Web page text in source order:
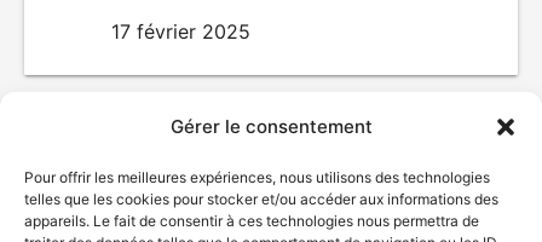
Gérer le consentement
Pour offrir les meilleures expériences, nous utilisons des technologies
telles que les cookies pour stocker et/ou accéder aux informations des
appareils. Le fait de consentir à ces technologies nous permettra de
17 février 2025